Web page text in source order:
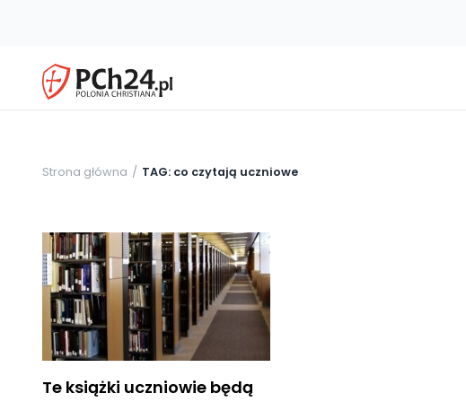
Strona główna TAG: co czytają uczniowe
Te książki uczniowie będą